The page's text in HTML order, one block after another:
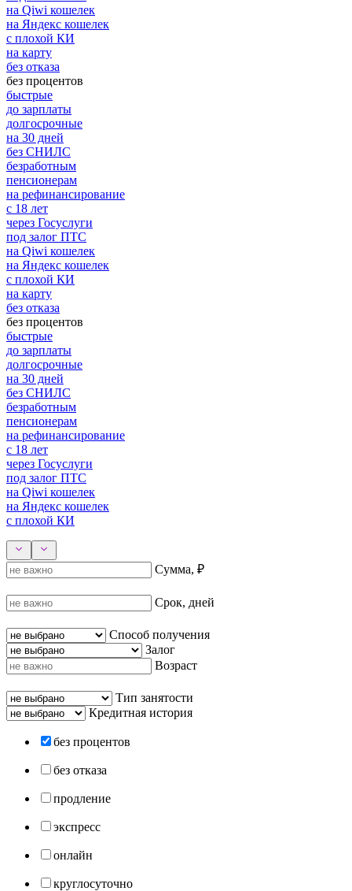
на Qiwi кошелек
на Яндекс кошелек
с плохой КИ
на карту
без отказа
без процентов
быстрые
до зарплаты
долгосрочные
на 30 дней
без СНИЛС
безработным
пенсионерам
на рефинансирование
с 18 лет
через Госуслуги
под залог ПТС
на Qiwi кошелек
на Яндекс кошелек
с плохой КИ
на карту
без отказа
без процентов
быстрые
до зарплаты
долгосрочные
на 30 дней
без СНИЛС
безработным
пенсионерам
на рефинансирование
с 18 лет
через Госуслуги
под залог ПТС
на Qiwi кошелек
на Яндекс кошелек
с плохой КИ
Сумма, ₽
Срок, дней
Способ получения
Залог
Возраст
Тип занятости
Кредитная история
без процентов
без отказа
продление
экспресс
онлайн
круглосуточно